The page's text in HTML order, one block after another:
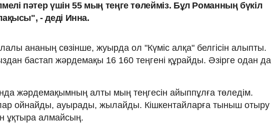
пәтер үшін 55 мың теңге төлейміз. Бұл Романның бүкіл
- деді Инна.
ананың сөзінше, жуырда ол "Күміс алқа" белгісін алыпты.
бастап жәрдемақы 16 160 теңгені құрайды. Әзірге одан да
жәрдемақымның алты мың теңгесін айыппұлға төледім.
ойнайды, ауырады, жылайды. Кішкентайларға тыныш отыру
ұқтыра алмайсың.